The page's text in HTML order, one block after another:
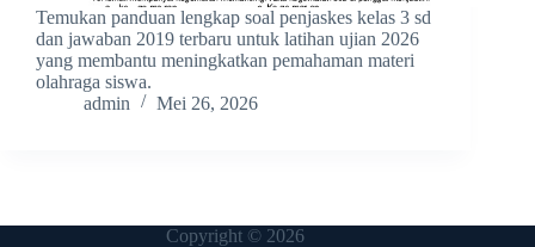
Temukan panduan lengkap soal penjaskes kelas 3 sd
dan jawaban 2019 terbaru untuk latihan ujian 2026
yang membantu meningkatkan pemahaman materi
olahraga siswa.
admin
Mei 26, 2026
Copyright © 2026